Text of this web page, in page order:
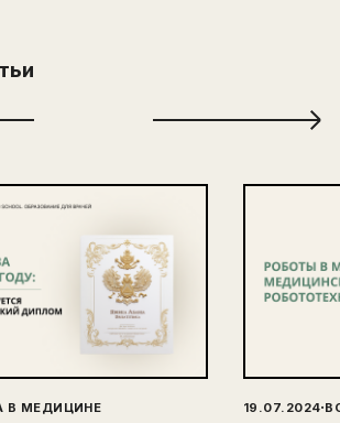
В МЕДИЦИНЕ 19.07.2024·